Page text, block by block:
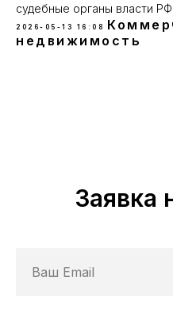
судебные органы власти РФ.
2026-05-13 16:08
недвижимость
Заявка